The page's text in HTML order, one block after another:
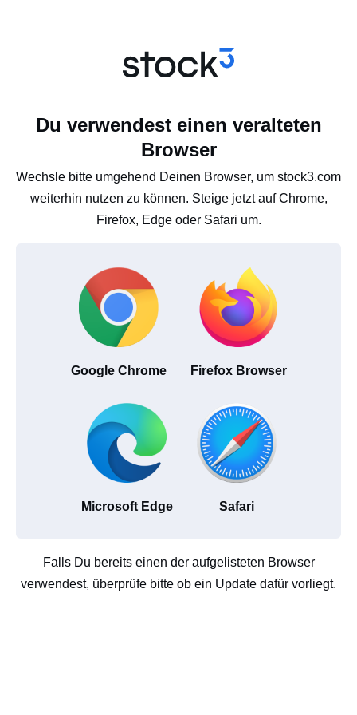
Du verwendest einen veralteten
Browser
Wechsle bitte umgehend Deinen Browser, um stock3.com
weiterhin nutzen zu können. Steige jetzt auf Chrome,
Firefox, Edge oder Safari um.
Google Chrome Firefox Browser
Microsoft Edge Safari
Falls Du bereits einen der aufgelisteten Browser
verwendest, überprüfe bitte ob ein Update dafür vorliegt.